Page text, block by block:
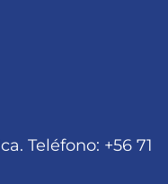
Teléfono: +56 71